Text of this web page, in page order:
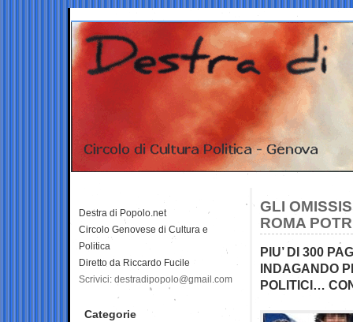
GLI
ROMA
PIU’ DI 300
INDAGANDO
POLITICI…
Destra di Popolo.net
Circolo Genovese di Cultura e
Politica
Diretto da Riccardo Fucile
Scrivici: destradipopolo@gmail.com
Categorie